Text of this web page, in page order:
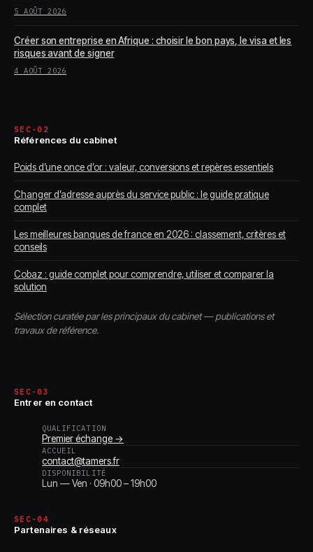
5 AOÛT 2026
Créer son entreprise en Afrique : choisir le bon pays, le visa et les
risques avant de signer
4 AOÛT 2026
SEC-02
Références du cabinet
Poids d’une once d’or : valeur, conversions et repères essentiels
Changer d’adresse auprès du service public : le guide pratique
complet
Les meilleures banques de france en 2026 : classement, critères et
conseils
Cobaz : guide complet pour comprendre, utiliser et comparer la
solution
Sélection curatée par les principaux du cabinet — publications et
travaux de référence.
SEC-03
Entrer en contact
QUALIFICATION
Premier échange →
ACCUEIL
contact@tamers.fr
DISPONIBILITÉ
Lun — Ven · 09h00 – 19h00
SEC-04
Partenaires & réseaux